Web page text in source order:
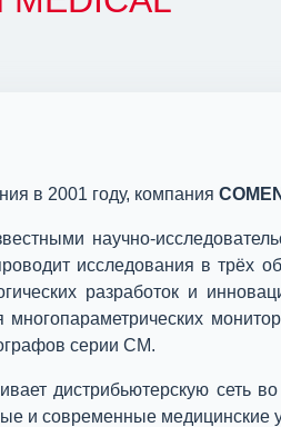
в 2001 году, компания COMEN
научно-
исследования в трёх
разработок и
многопараметрических
серии СМ.
дистрибьютерскую сеть
и современные медицинские